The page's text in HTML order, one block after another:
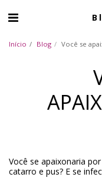
Início Blog Você se
Você se apaixonaria
catarro e pus? E se